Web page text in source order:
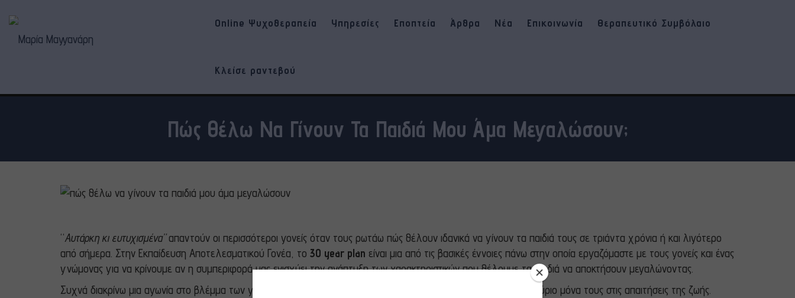
Online Ψυχοθεραπεία Υπηρεσίες Εποπτεία Άρθρα Νέα Επικοινωνία Θεραπευτικό Συμβόλαιο
Κλείσε ραντεβού
Πώς Θέλω Να Γίνουν Τα Παιδιά Μου Άμα Μεγαλώσουν;
“Αυτάρκη κι ευτυχισμένα”απαντούν οι περισσότεροι γονείς όταν τους ρωτάω πώς θέλουν ιδανικά να γίνουν τα παιδιά τους σε τριάντα χρόνια ή και λιγότερο
από σήμερα. Στην Εκπαίδευση Αποτελεσματικού Γονέα, το 30 year plan είναι μια από τις βασικές έννοιες πάνω στην οποία εργαζόμαστε με τους γονείς και ένας
γνώμονας για να κρίνουμε αν η συμπεριφορά μας ενισχύει την ανάπτυξη των χαρακτηριστικών που θέλουμε τα παιδιά να αποκτήσουν μεγαλώνοντας.
Συχνά διακρίνω μια αγωνία στο βλέμμα των γονέων για το αν θα μπορέσουν τα παιδιά τους να ανταπεξέλθουν αύριο μόνα τους στις απαιτήσεις της ζωής.